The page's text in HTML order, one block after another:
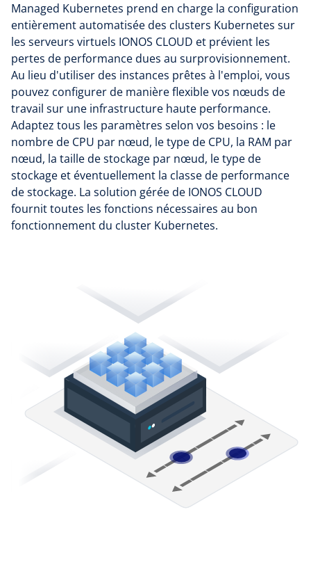
Managed Kubernetes prend en charge la configuration
entièrement automatisée des clusters Kubernetes sur
les serveurs virtuels IONOS CLOUD et prévient les
pertes de performance dues au surprovisionnement.
Au lieu d'utiliser des instances prêtes à l'emploi, vous
pouvez configurer de manière flexible vos nœuds de
travail sur une infrastructure haute performance.
Adaptez tous les paramètres selon vos besoins : le
nombre de CPU par nœud, le type de CPU, la RAM par
nœud, la taille de stockage par nœud, le type de
stockage et éventuellement la classe de performance
de stockage. La solution gérée de IONOS CLOUD
fournit toutes les fonctions nécessaires au bon
fonctionnement du cluster Kubernetes.